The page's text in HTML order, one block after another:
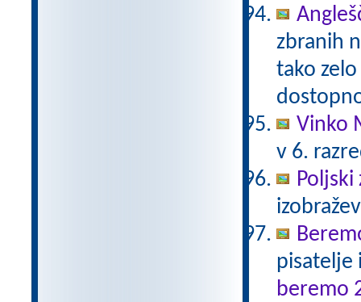
zbranih
tako
Vinko
v 6.
Poljski
pisatelje
beremo